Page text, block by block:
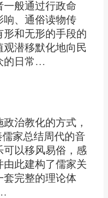
一般通过行政命
响、通俗读物传
和无形的手段的
潜移默化地向民
的日常…
治教化的方式，
家总结周代的音
可以移风易俗，感
此建构了儒家关
套完整的理论体